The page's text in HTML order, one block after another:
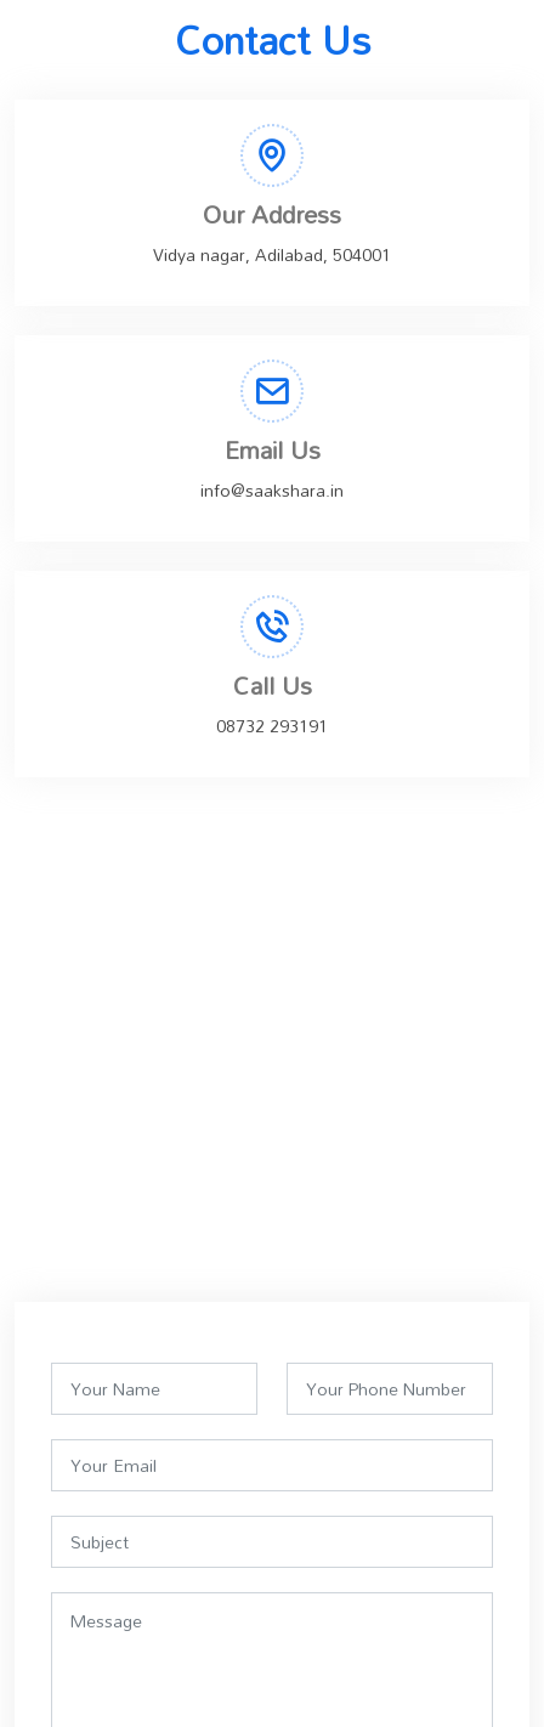
Contact Us
Our Address
Vidya nagar, Adilabad, 504001
Email Us
info@saakshara.in
Call Us
08732 293191